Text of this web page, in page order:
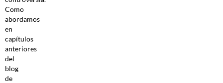
Como
abordamos
en
capítulos
anteriores
del
blog
de